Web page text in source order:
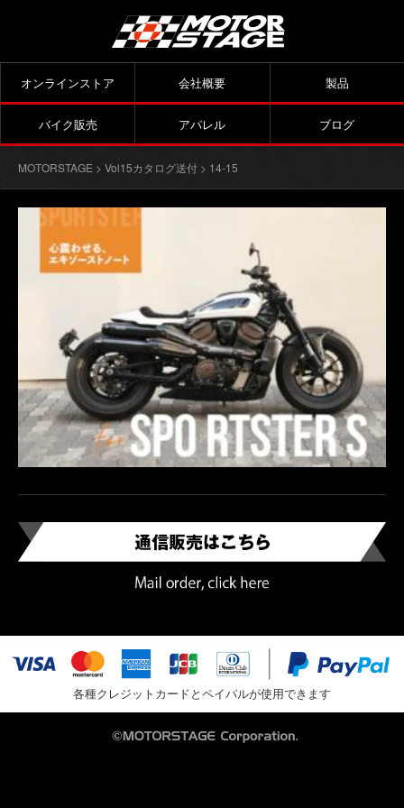
オンラインストア 会社概要 製品
バイク販売 アパレル ブログ
MOTORSTAGE > Vol15カタログ送付 > 14-15
各種クレジットカードとペイパルが使用できます